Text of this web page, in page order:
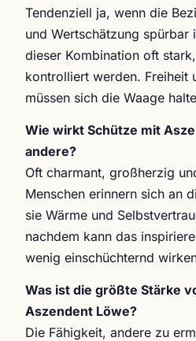
Tendenziell ja, wenn die
und Wertschätzung spürbar
dieser Kombination oft
kontrolliert werden. Freiheit
müssen sich die Waage
Wie wirkt Schütze mit
andere?
Oft charmant, großherzig
Menschen erinnern sich an
sie Wärme und
nachdem kann das
wenig einschüchternd
Was ist die größte Stärke
Aszendent Löwe?
Die Fähigkeit, andere zu